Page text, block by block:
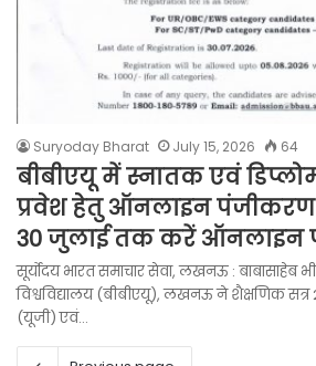
Suryoday Bharat July 15, 2026 64
बीबीएयू में स्नातक एवं
प्रवेश हेतु ऑनलाइन पंजीकरण
30 जुलाई तक करें ऑनलाइन
सूर्योदय भारत समाचार सेवा, लखनऊ : बाबासाहेब
विश्वविद्यालय (बीबीएयू), लखनऊ ने शैक्षणिक
(यूजी) एवं…